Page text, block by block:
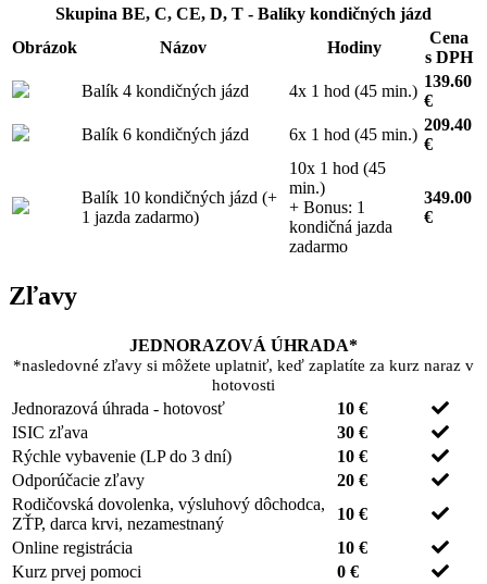
Skupina BE, C, CE, D, T - Balíky kondičných jázd
Obrázok
Názov Hodiny
Cena
s DPH
Balík 4 kondičných jázd
4x 1 hod (45 min.)
139.60
€
Balík 6 kondičných jázd
6x 1 hod (45 min.)
209.40
€
Balík 10 kondičných jázd (+
1 jazda zadarmo)
10x 1 hod (45
min.)
+ Bonus: 1
kondičná jazda
zadarmo
349.00
€
Zľavy
JEDNORAZOVÁ ÚHRADA*
*nasledovné zľavy si môžete uplatniť, keď zaplatíte za kurz naraz v
hotovosti
Jednorazová úhrada - hotovosť
10 €
ISIC zľava
30 €
Rýchle vybavenie (LP do 3 dní)
10 €
Odporúčacie zľavy
20 €
Rodičovská dovolenka, výsluhový dôchodca,
ZŤP, darca krvi, nezamestnaný
10 €
Online registrácia
10 €
Kurz prvej pomoci
0 €